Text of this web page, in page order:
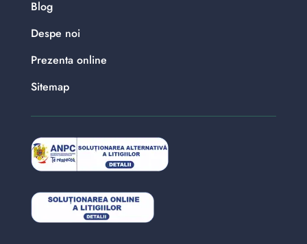
Blog
Despe noi
Prezenta online
Sitemap